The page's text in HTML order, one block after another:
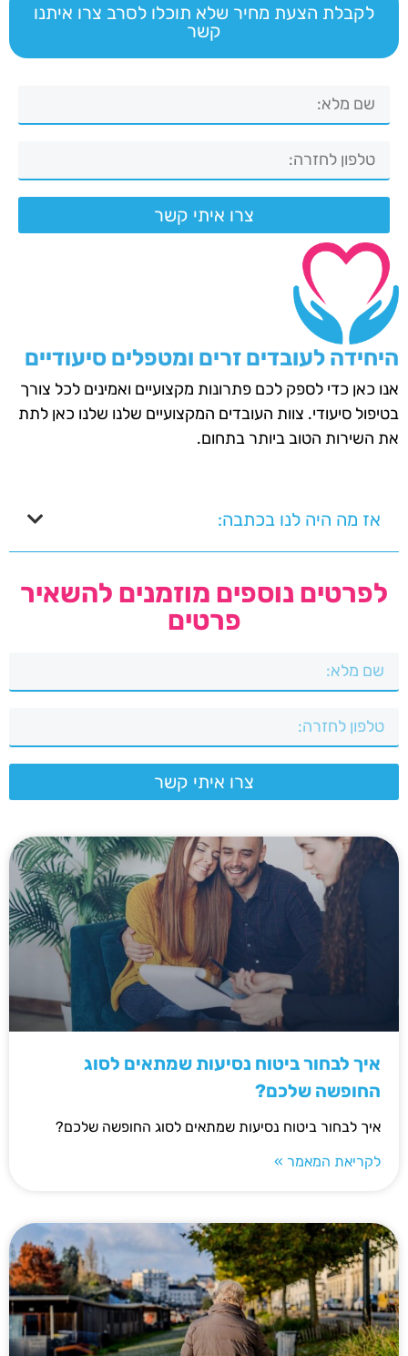
לקבלת הצעת מחיר שלא תוכלו לסרב צרו איתנו
קשר
צרו איתי קשר
היחידה לעובדים זרים ומטפלים סיעודיים
אנו כאן כדי לספק לכם פתרונות מקצועיים ואמינים לכל צורך
בטיפול סיעודי. צוות העובדים המקצועיים שלנו שלנו כאן לתת
את השירות הטוב ביותר בתחום.
אז מה היה לנו בכתבה:
לפרטים נוספים מוזמנים להשאיר
פרטים
צרו איתי קשר
איך לבחור ביטוח נסיעות שמתאים לסוג
החופשה שלכם?
איך לבחור ביטוח נסיעות שמתאים לסוג החופשה שלכם?
לקריאת המאמר »